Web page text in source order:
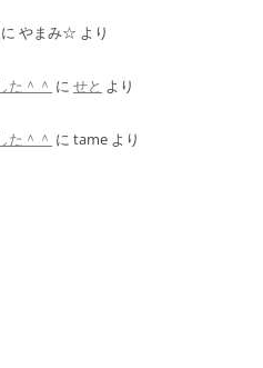
に やまみ☆ より
＾＾ に せと より
＾＾ に tame より